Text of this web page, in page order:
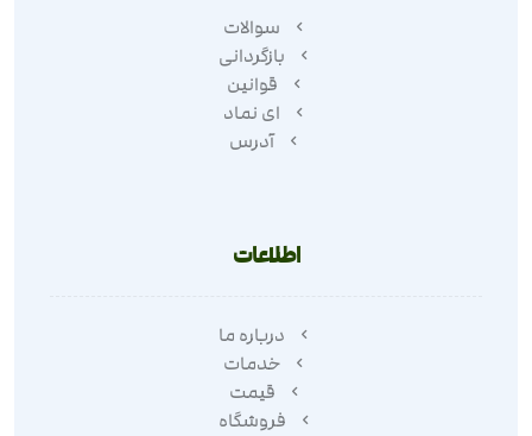
سوالات
بازگردانی
قوانین
ای نماد
آدرس
اطلاعات
درباره ما
خدمات
قیمت
فروشگاه